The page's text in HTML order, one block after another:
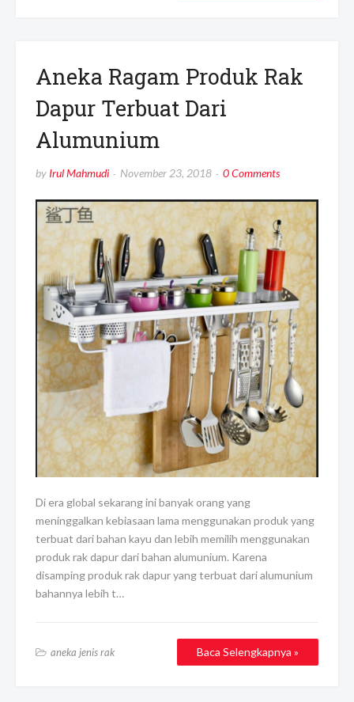
Aneka Ragam Produk Rak
Dapur Terbuat Dari
Alumunium
by Irul Mahmudi November 23, 2018 0 Comments
Di era global sekarang ini banyak orang yang
meninggalkan kebiasaan lama menggunakan produk yang
terbuat dari bahan kayu dan lebih memilih menggunakan
produk rak dapur dari bahan alumunium. Karena
disamping produk rak dapur yang terbuat dari alumunium
bahannya lebih t…
aneka jenis rak Baca Selengkapnya »